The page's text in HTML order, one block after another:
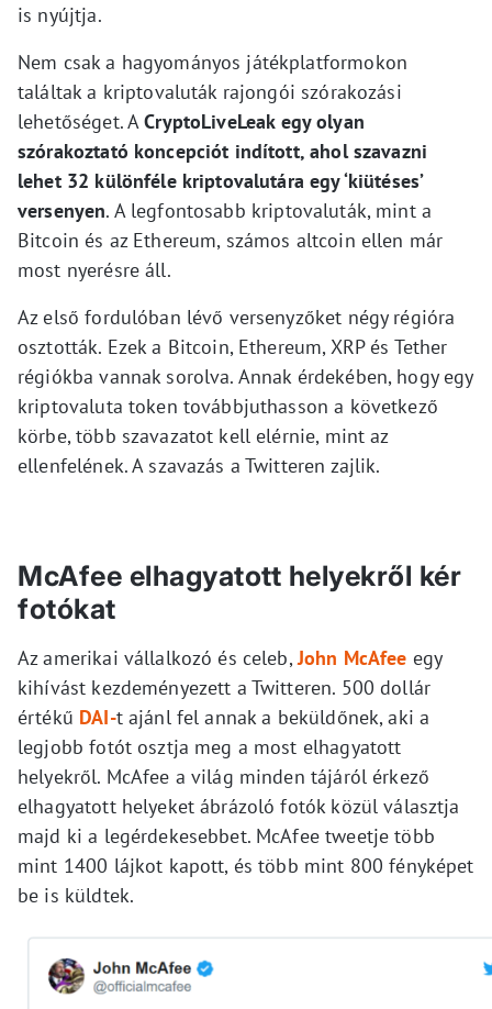
is nyújtja.
Nem csak a hagyományos játékplatformokon
találtak a kriptovaluták rajongói szórakozási
lehetőséget. ACryptoLiveLeak egy olyan
szórakoztató koncepciót indított, ahol szavazni
lehet 32 különféle kriptovalutára egy ‘kiütéses’
versenyen. A legfontosabb kriptovaluták, mint a
Bitcoin és az Ethereum, számos altcoin ellen már
most nyerésre áll.
Az első fordulóban lévő versenyzőket négy régióra
osztották. Ezek a Bitcoin, Ethereum, XRP és Tether
régiókba vannak sorolva. Annak érdekében, hogy egy
kriptovaluta token továbbjuthasson a következő
körbe, több szavazatot kell elérnie, mint az
ellenfelének. A szavazás a Twitteren zajlik.
McAfee elhagyatott helyekről kér
fotókat
Az amerikai vállalkozó és celeb,John McAfee egy
kihívást kezdeményezett a Twitteren. 500 dollár
értékű DAI-t ajánl fel annak a beküldőnek, aki a
legjobb fotót osztja meg a most elhagyatott
helyekről. McAfee a világ minden tájáról érkező
elhagyatott helyeket ábrázoló fotók közül választja
majd ki a legérdekesebbet. McAfee tweetje több
mint 1400 lájkot kapott, és több mint 800 fényképet
be is küldtek.